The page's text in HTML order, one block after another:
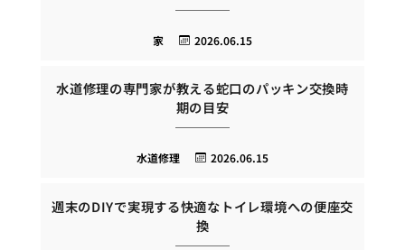
2026.06.15
家
水道修理の専門家が教える蛇口のパッキン交換時
期の目安
2026.06.15
水道修理
週末のDIYで実現する快適なトイレ環境への便座交
換